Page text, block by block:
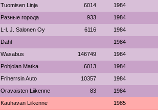
Tuomisen Linja 6014 1984
Разные города 933 1984
L-l. J. Salonen Oy 6116 1984
Dahl 1984
Wasabus 146749 1984
Pohjolan Matka 6013 1984
Friherrsin Auto 10357 1984
Oravaisten Liikenne 83 1984
Kauhavan Liikenne 1985